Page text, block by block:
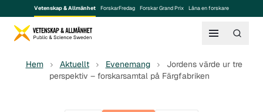
Vetenskap & Allmänhet ForskarFredag Forskar Grand Prix Låna en forskare
Hem Aktuellt Evenemang
Jordens värde ur tre
perspektiv – forskarsamtal på Färgfabriken